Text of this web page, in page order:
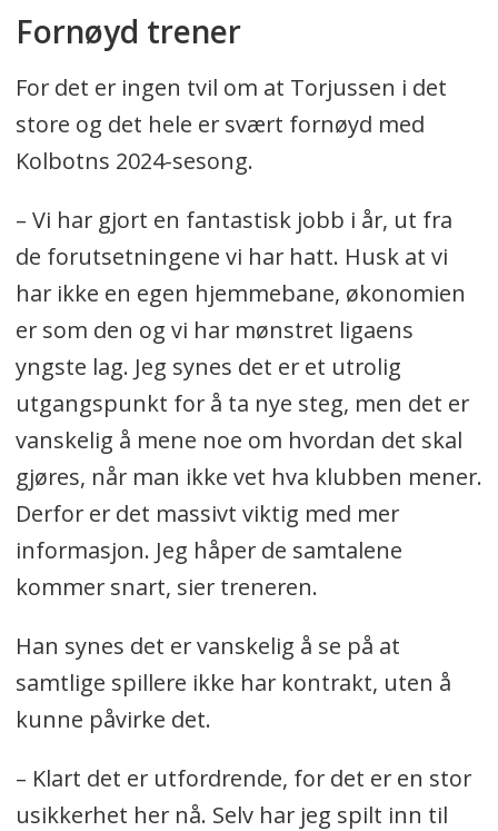
Fornøyd trener
For det er ingen tvil om at Torjussen i det
store og det hele er svært fornøyd med
Kolbotns 2024-sesong.
– Vi har gjort en fantastisk jobb i år, ut fra
de forutsetningene vi har hatt. Husk at vi
har ikke en egen hjemmebane, økonomien
er som den og vi har mønstret ligaens
yngste lag. Jeg synes det er et utrolig
utgangspunkt for å ta nye steg, men det er
vanskelig å mene noe om hvordan det skal
gjøres, når man ikke vet hva klubben mener.
Derfor er det massivt viktig med mer
informasjon. Jeg håper de samtalene
kommer snart, sier treneren.
Han synes det er vanskelig å se på at
samtlige spillere ikke har kontrakt, uten å
kunne påvirke det.
– Klart det er utfordrende, for det er en stor
usikkerhet her nå. Selv har jeg spilt inn til